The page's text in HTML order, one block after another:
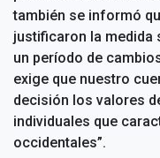
también se informó
justificaron la medida
un período de
exige que nuestro
decisión los valores
individuales que
occidentales”.